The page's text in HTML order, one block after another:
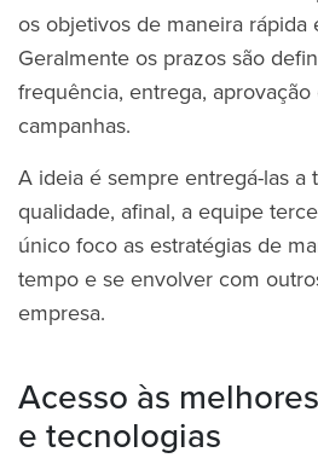
os objetivos de maneira rápida
Geralmente os prazos são
frequência, entrega,
campanhas.
A ideia é sempre entregá-las a
qualidade, afinal, a equipe
único foco as estratégias de
tempo e se envolver com
empresa.
Acesso às
e tecnologias